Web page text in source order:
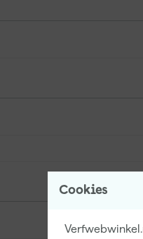
Cookies